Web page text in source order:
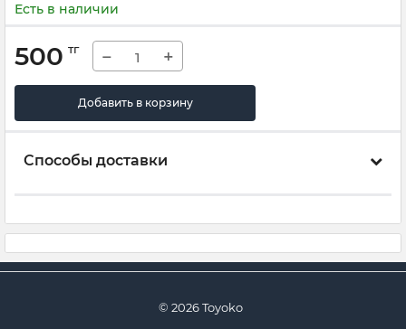
Есть в наличии
500 тг − +
Добавить в корзину
Способы доставки
© 2026 Toyoko